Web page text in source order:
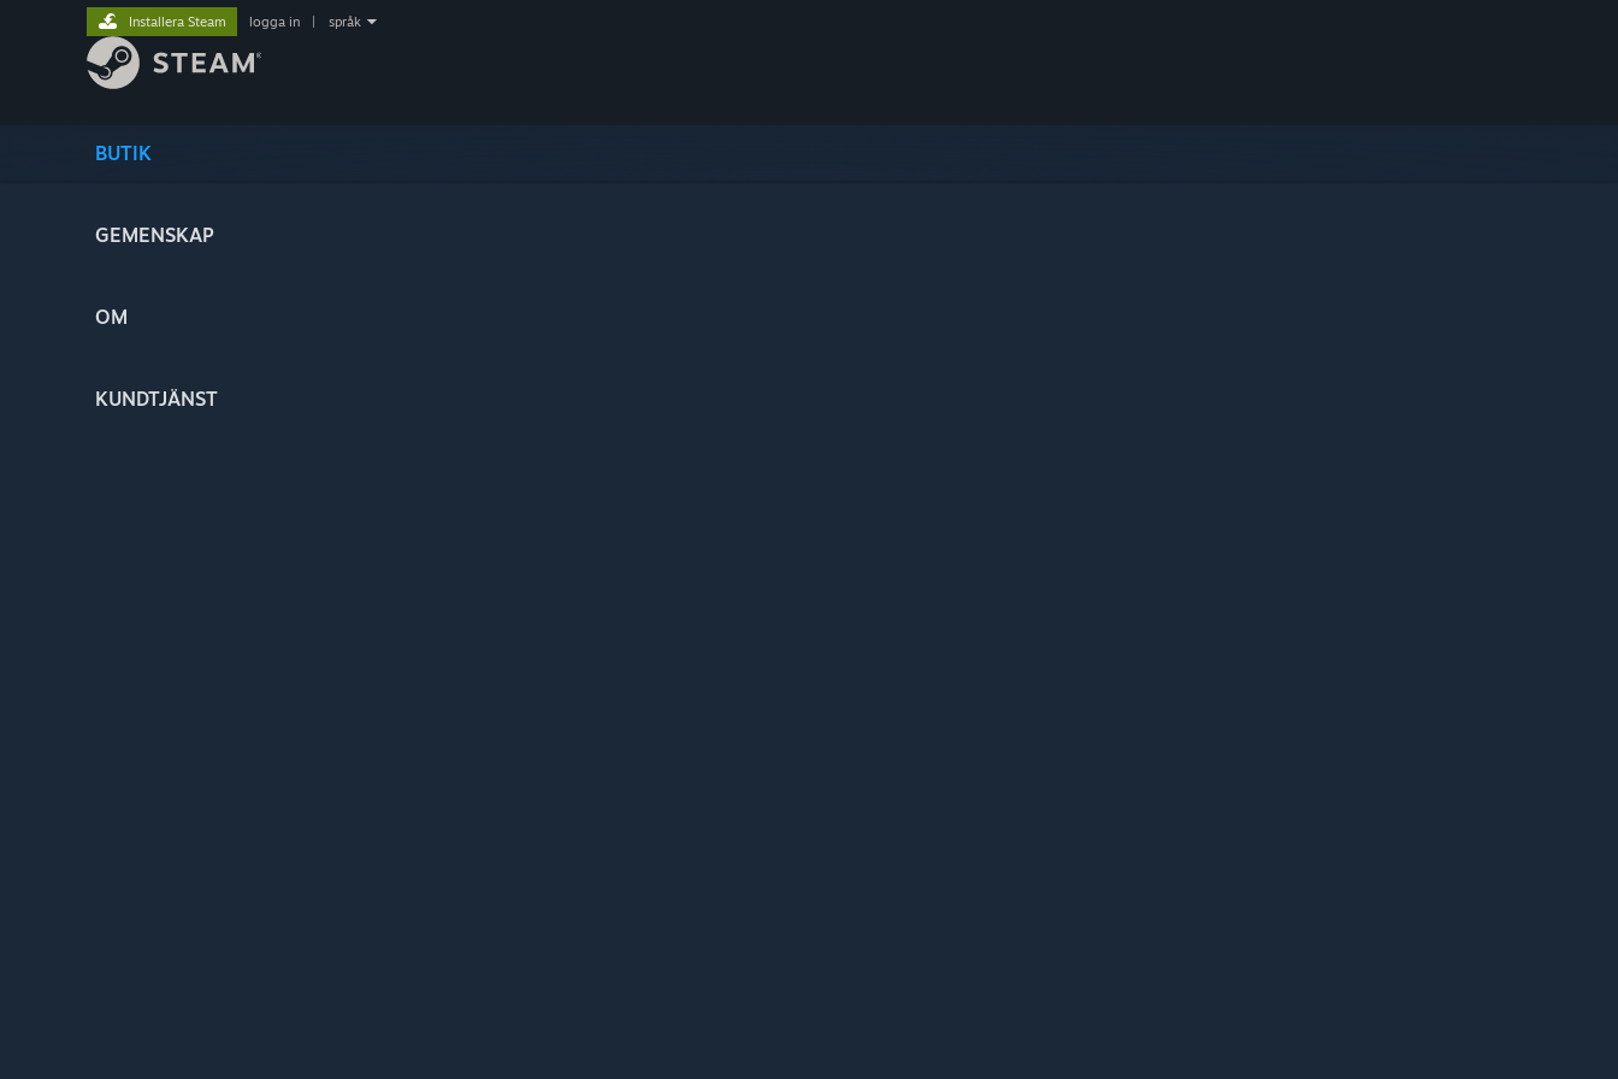
BUTIK
GEMENSKAP
OM
KUNDTJÄNST
Installera Steam logga in språk